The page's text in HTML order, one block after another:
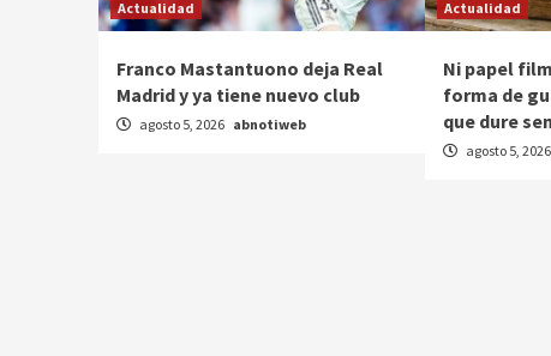
Actualidad
Franco Mastantuono deja Real
Madrid y ya tiene nuevo club
agosto 5, 2026 abnotiweb
Actualidad
Ni papel
forma de
que dure
agosto 5, 2026